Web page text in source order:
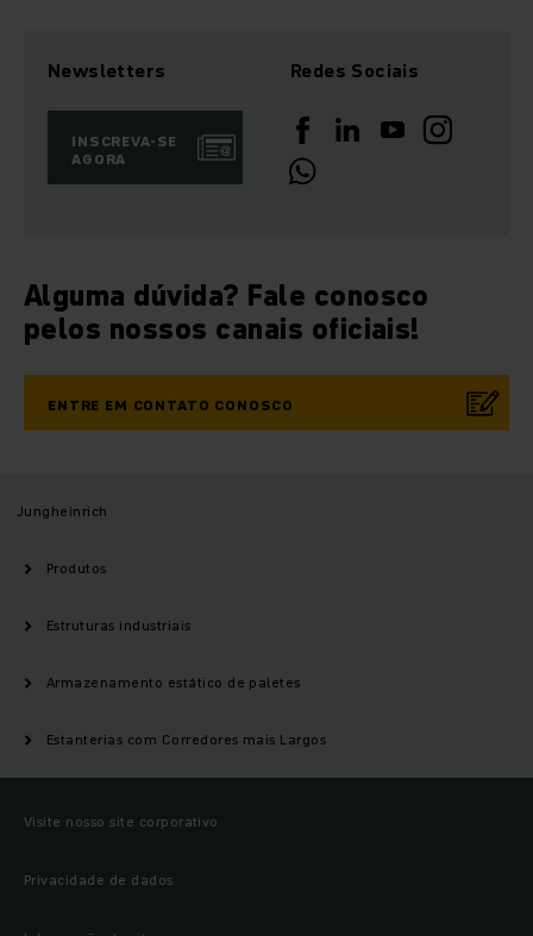
Newsletters
INSCREVA-SE
AGORA
Redes Sociais
Alguma dúvida? Fale conosco
pelos nossos canais oficiais!
ENTRE EM CONTATO CONOSCO
Jungheinrich
Produtos
Estruturas industriais
Armazenamento estático de paletes
Estanterias com Corredores mais Largos
Visite nosso site corporativo
Privacidade de dados